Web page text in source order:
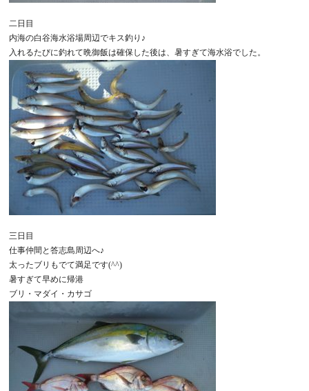
二日目
内海の白谷海水浴場周辺でキス釣り♪
入れるたびに釣れて晩御飯は確保した後は、暑すぎて海水浴でした。
三日目
仕事仲間と答志島周辺へ♪
太ったブリもでて満足です(^^)
暑すぎて早めに帰港
ブリ・マダイ・カサゴ